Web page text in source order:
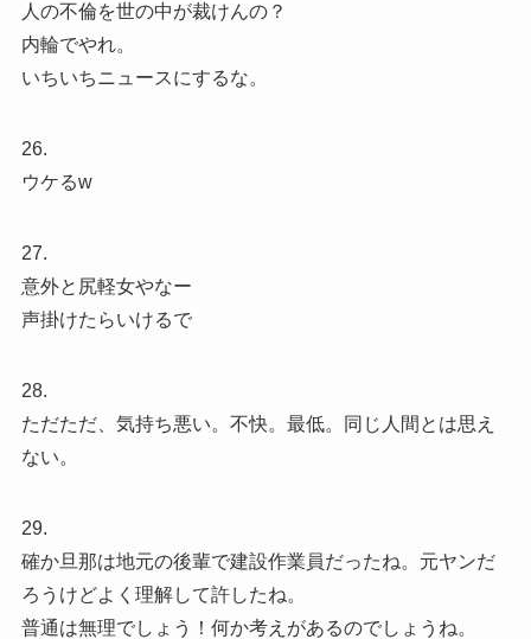
人の不倫を世の中が裁けんの？
内輪でやれ。
いちいちニュースにするな。
26.
ウケるw
27.
意外と尻軽女やなー
声掛けたらいけるで
28.
ただただ、気持ち悪い。不快。最低。同じ人間とは思え
ない。
29.
確か旦那は地元の後輩で建設作業員だったね。元ヤンだ
ろうけどよく理解して許したね。
普通は無理でしょう！何か考えがあるのでしょうね。